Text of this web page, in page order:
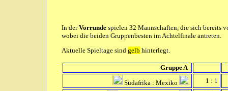
In derVorrunde spielen 32 Mannschaften, die sich bereits
wobei die beiden Gruppenbesten im Achtelfinale antreten.
Aktuelle Spieltage sind gelb hinterlegt.
Gruppe A
Südafrika : Mexiko
1 : 1